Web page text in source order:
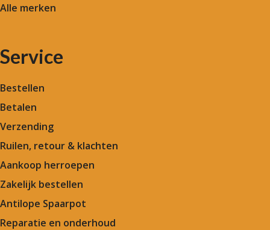
Alle merken
Service
Bestellen
Betalen
Verzending
Ruilen, retour & klachten
Aankoop herroepen
Zakelijk bestellen
Antilope Spaarpot
Reparatie en onderhoud